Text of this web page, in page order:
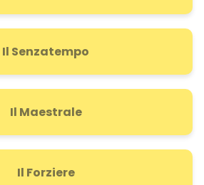
Il Senzatempo
Il Maestrale
Il Forziere